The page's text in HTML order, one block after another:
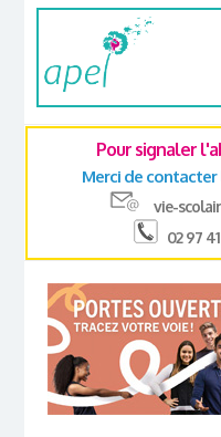
Pour signaler
Merci de contacter
vie-
02 97